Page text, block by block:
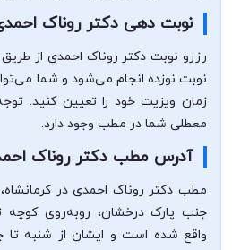
نوبت دهی دکتر روناک
رزرو نوبت دکتر روناک احمدی از
نوبت نوزده انجام می‌شود و شما
زمان ویزیت خود را تعیین کنید.
معطلی شما در مطب وجود دارد.
آدرس مطب دکتر روناک
جنب پارک درخشان، روبه‌روی کوچه
واقع شده است و ایشان از شنبه تا